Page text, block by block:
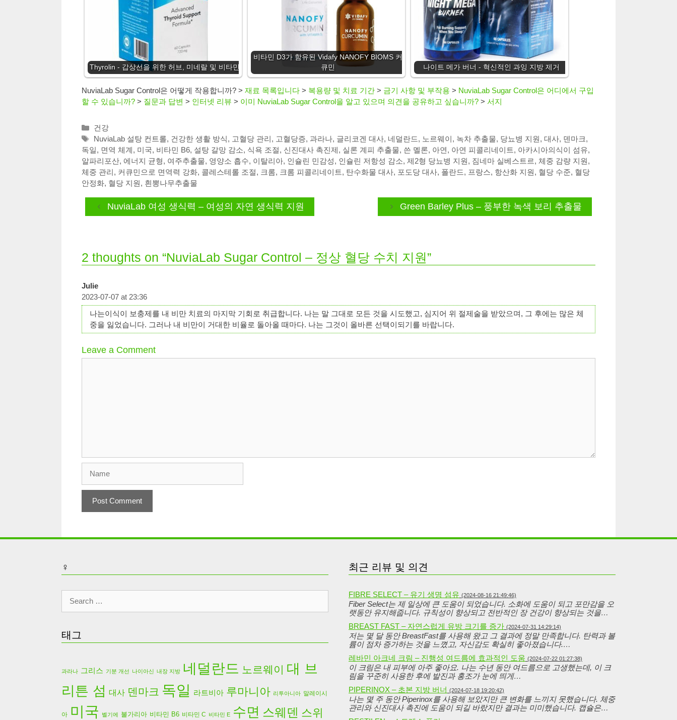
Thyrolin - 갑상선을 위한 허브, 미네랄 및 비타민
비타민 D3가 함유된 Vidafy NANOFY BIOMS 커
큐민
나이트 메가 버너 - 혁신적인 과잉 지방 제거
NuviaLab Sugar Control은 어떻게 작용합니까? > 재료 목록입니다 > 복용량 및 치료 기간 > 금기 사항 및 부작용 > NuviaLab Sugar Control은 어디에서 구입
할 수 있습니까? > 질문과 답변 > 인터넷 리뷰 > 이미 NuviaLab Sugar Control을 알고 있으며 의견을 공유하고 싶습니까? > 서지
Categories
건강
Tags
NuviaLab 설탕 컨트롤, 건강한 생활 방식, 고혈당 관리, 고혈당증, 과라나, 글리코겐 대사, 네덜란드, 노르웨이, 녹차 추출물, 당뇨병 지원, 대사, 덴마크,
독일, 면역 체계, 미국, 비타민 B6, 설탕 갈망 감소, 식욕 조절, 신진대사 촉진제, 실론 계피 추출물, 쓴 멜론, 아연, 아연 피콜리네이트, 아카시아의식이 섬유,
알파리포산, 에너지 균형, 여주추출물, 영양소 흡수, 이탈리아, 인슐린 민감성, 인슐린 저항성 감소, 제2형 당뇨병 지원, 짐네마 실베스트르, 체중 감량 지원,
체중 관리, 커큐민으로 면역력 강화, 콜레스테롤 조절, 크롬, 크롬 피콜리네이트, 탄수화물 대사, 포도당 대사, 폴란드, 프랑스, 항산화 지원, 혈당 수준, 혈당
안정화, 혈당 지원, 흰뽕나무추출물
NuviaLab 여성 생식력 – 여성의 자연 생식력 지원 Green Barley Plus – 풍부한 녹색 보리 추출물
2 thoughts on “NuviaLab Sugar Control – 정상 혈당 수치 지원”
Julie
2023-07-07 at 23:36
나는이식이 보충제를 내 비만 치료의 마지막 기회로 취급합니다. 나는 말 그대로 모든 것을 시도했고, 심지어 위 절제술을 받았으며, 그 후에는 많은 체
중을 잃었습니다. 그러나 내 비만이 거대한 비율로 돌아올 때마다. 나는 그것이 올바른 선택이되기를 바랍니다.
Leave a Comment
♀
태그
과라나 그리스 기분 개선 나이아신 내장 지방 네덜란드 노르웨이 대 브
리튼 섬 대사 덴마크 독일 라트비아 루마니아 리투아니아 말레이시
아 미국 벨기에 불가리아 비타민 B6 비타민 C 비타민 E 수면 스웨덴 스위
최근 리뷰 및 의견
FIBRE SELECT – 유기 생명 섬유 (2024-08-16 21:49:46)
Fiber Select는 제 일상에 큰 도움이 되었습니다. 소화에 도움이 되고 포만감을 오
랫동안 유지해줍니다. 규칙성이 향상되고 전반적인 장 건강이 향상되는 것을…
BREAST FAST – 자연스럽게 유방 크기를 증가 (2024-07-31 14:29:14)
저는 몇 달 동안 BreastFast를 사용해 왔고 그 결과에 정말 만족합니다. 탄력과 볼
륨이 점차 증가하는 것을 느꼈고, 자신감도 확실히 좋아졌습니다.…
레바민 아크네 크림 – 진행성 여드름에 효과적인 도움 (2024-07-22 01:27:38)
이 크림은 내 피부에 아주 좋아요. 나는 수년 동안 여드름으로 고생했는데, 이 크
림을 꾸준히 사용한 후에 발진과 홍조가 눈에 띄게…
PIPERINOX – 초본 지방 버너 (2024-07-18 19:20:42)
나는 몇 주 동안 Piperinox를 사용해 보았지만 큰 변화를 느끼지 못했습니다. 체중
관리와 신진대사 촉진에 도움이 되길 바랐지만 결과는 미미했습니다. 캡슐은…